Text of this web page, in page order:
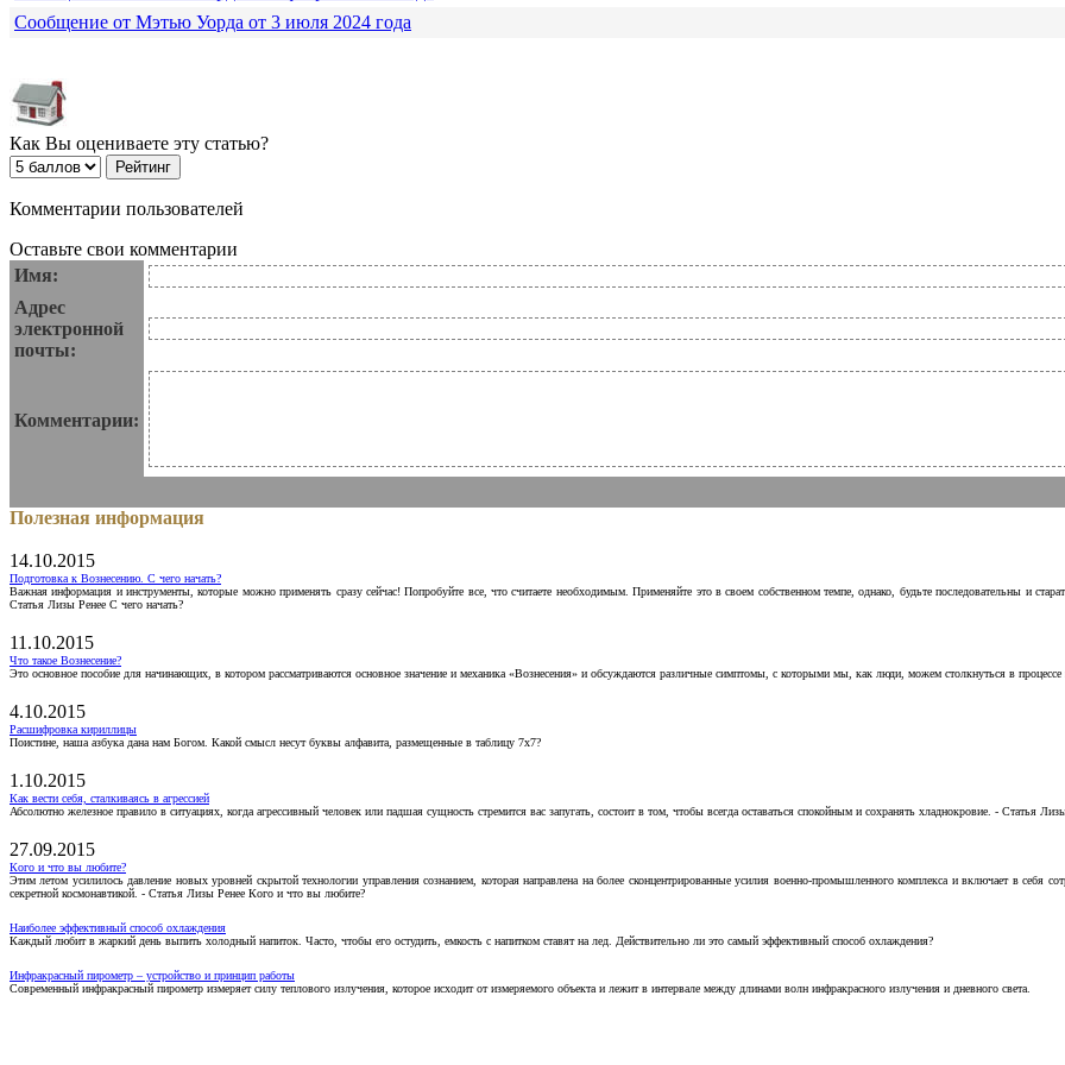
Сообщение от Мэтью Уорда от 3 июля 2024 года
Как Вы оцениваете эту статью?
Комментарии пользователей
Оставьте свои комментарии
Имя:
Адрес
электронной
почты:
Комментарии:
Полезная информация
14.10.2015
Подготовка к Вознесению. С чего начать?
Важная информация и инструменты, которые можно применять сразу сейчас! Попробуйте все, что считаете необходимым. Применяйте это в своем собственном темпе, однако, будьте последовательны и
Статья Лизы Ренее С чего начать?
11.10.2015
Что такое Вознесение?
Это основное пособие для начинающих, в котором рассматриваются основное значение и механика «Вознесения» и обсуждаются различные симптомы, с которыми мы, как люди, можем столкнуться в
4.10.2015
Расшифровка кириллицы
Поистине, наша азбука дана нам Богом. Какой смысл несут буквы алфавита, размещенные в таблицу 7х7?
1.10.2015
Как вести себя, сталкиваясь в агрессией
Абсолютно железное правило в ситуациях, когда агрессивный человек или падшая сущность стремится вас запугать, состоит в том, чтобы всегда оставаться спокойным и сохранять хладнокровие. - Статья
27.09.2015
Кого и что вы любите?
Этим летом усилилось давление новых уровней скрытой технологии управления сознанием, которая направлена на более сконцентрированные усилия военно-промышленного комплекса и включает в себя
секретной космонавтикой. - Статья Лизы Ренее Кого и что вы любите?
Наиболее эффективный способ охлаждения
Каждый любит в жаркий день выпить холодный напиток. Часто, чтобы его остудить, емкость с напитком ставят на лед. Действительно ли это самый эффективный способ охлаждения?
Инфракрасный пирометр – устройство и принцип работы
Современный инфракрасный пирометр измеряет силу теплового излучения, которое исходит от измеряемого объекта и лежит в интервале между длинами волн инфракрасного излучения и дневного света.